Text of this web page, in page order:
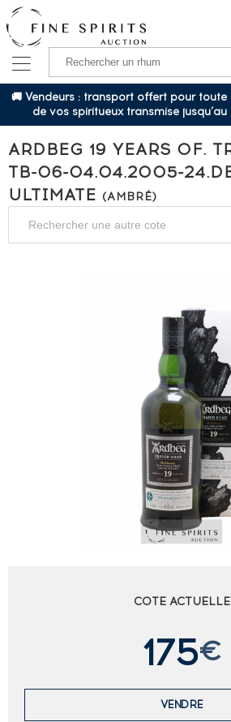
🚚 Vendeurs : transport offert pour toute
de vos spiritueux transmise
ARDBEG 19 YEARS OF.
TB-06-04.04.2005-
ULTIMATE (AMBRÉ)
COTE ACTUELLE
175€
VENDRE